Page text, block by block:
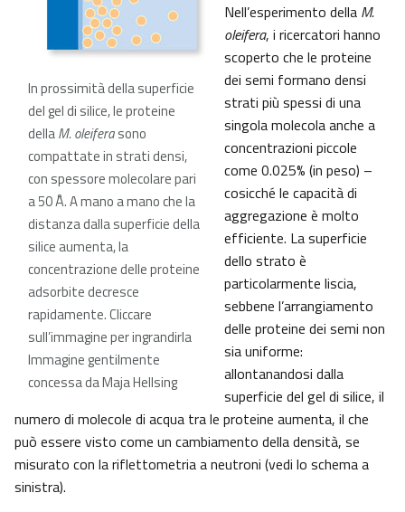
In prossimità della superficie
del gel di silice, le proteine
dellaM. oleiferasono
compattate in strati densi,
con spessore molecolare pari
a 50 Å. A mano a mano che la
distanza dalla superficie della
silice aumenta, la
concentrazione delle proteine
adsorbite decresce
rapidamente. Cliccare
sull’immagine per ingrandirla
Immagine gentilmente
concessa da Maja Hellsing
Nell’esperimento della M.
oleifera, i ricercatori hanno
scoperto che le proteine
dei semi formano densi
strati più spessi di una
singola molecola anche a
concentrazioni piccole
come 0.025% (in peso) –
cosicché le capacità di
aggregazione è molto
efficiente. La superficie
dello strato è
particolarmente liscia,
sebbene l’arrangiamento
delle proteine dei semi non
sia uniforme:
allontanandosi dalla
superficie del gel di silice, il
numero di molecole di acqua tra le proteine aumenta, il che
può essere visto come un cambiamento della densità, se
misurato con la riflettometria a neutroni (vedi lo schema a
sinistra).